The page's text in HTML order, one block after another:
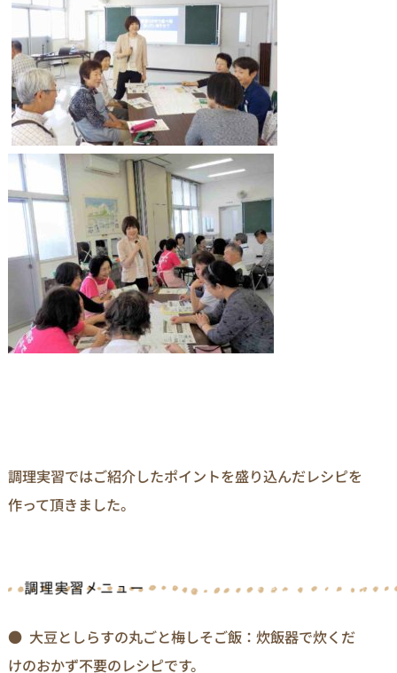
調理実習ではご紹介したポイントを盛り込んだレシピを
作って頂きました。
● 大豆としらすの丸ごと梅しそご飯：炊飯器で炊くだ
けのおかず不要のレシピです。